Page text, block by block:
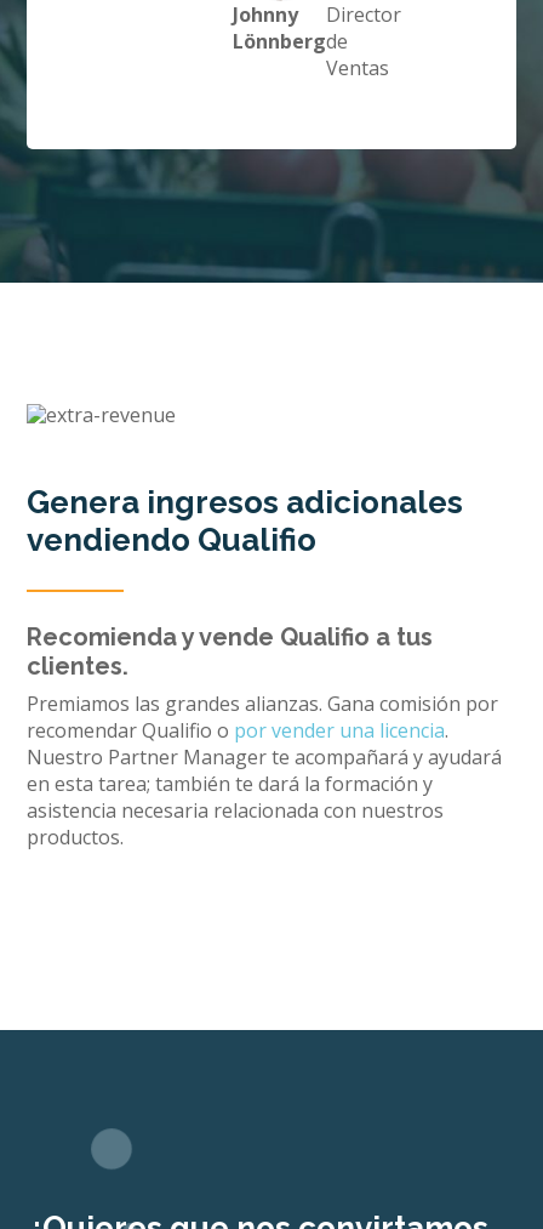
Johnny
Lönnberg
Director
de
Ventas
Genera ingresos adicionales
vendiendo Qualifio
Recomienda y vende Qualifio a tus
clientes.
Premiamos las grandes alianzas. Gana comisión por
recomendar Qualifio o por vender una licencia.
Nuestro Partner Manager te acompañará y ayudará
en esta tarea; también te dará la formación y
asistencia necesaria relacionada con nuestros
productos.